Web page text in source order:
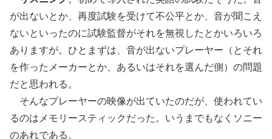
が出ないとか、再度試験を受けて不公平とか、音が聞こえ
ないといったのに試験監督がそれを無視したとかいろいろ
ありますが。ひとまずは、音が出ないプレーヤー（とそれ
を作ったメーカーとか、あるいはそれを選んだ側）の問題
だと思われる。
そんなプレーヤーの映像が出ていたのだが、使われてい
るのはメモリースティックだった。いうまでもなくソニー
のあれである。